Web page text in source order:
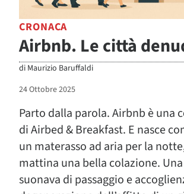
CRONACA
Airbnb. Le città
di Maurizio Baruffaldi
24 Ottobre 2025
Parto dalla parola. Airbnb è una
di Airbed & Breakfast. E nasce
un materasso ad aria per la
mattina una bella colazione.
suonava di passaggio e